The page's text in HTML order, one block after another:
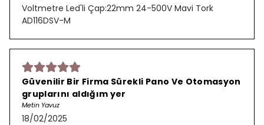
Voltmetre Led'li Çap:22mm 24-500V Mavi Tork
AD116DSV-M
Güvenilir Bir Firma Sürekli Pano Ve Otomasyon
gruplarını aldığım yer
Metin Yavuz
18/02/2025